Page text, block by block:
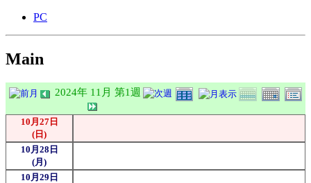
PC
Main
2024年 11月 第1週
10月27日
(日)
10月28日
(月)
10月29日